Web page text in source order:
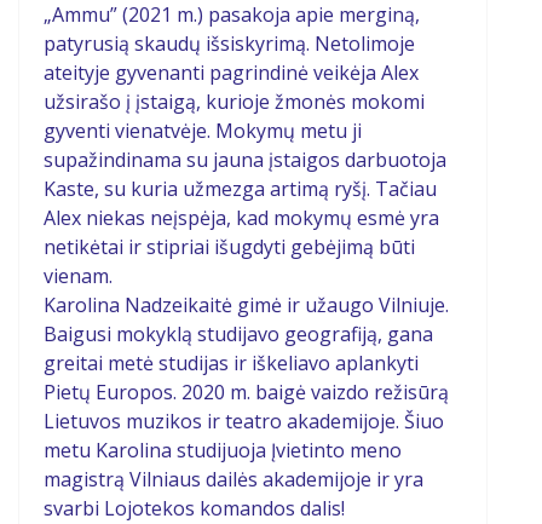
„Ammu” (2021 m.) pasakoja apie merginą,
patyrusią skaudų išsiskyrimą. Netolimoje
ateityje gyvenanti pagrindinė veikėja Alex
užsirašo į įstaigą, kurioje žmonės mokomi
gyventi vienatvėje. Mokymų metu ji
supažindinama su jauna įstaigos darbuotoja
Kaste, su kuria užmezga artimą ryšį. Tačiau
Alex niekas neįspėja, kad mokymų esmė yra
netikėtai ir stipriai išugdyti gebėjimą būti
vienam.
Karolina Nadzeikaitė gimė ir užaugo Vilniuje.
Baigusi mokyklą studijavo geografiją, gana
greitai metė studijas ir iškeliavo aplankyti
Pietų Europos. 2020 m. baigė vaizdo režisūrą
Lietuvos muzikos ir teatro akademijoje. Šiuo
metu Karolina studijuoja Įvietinto meno
magistrą Vilniaus dailės akademijoje ir yra
svarbi Lojotekos komandos dalis!